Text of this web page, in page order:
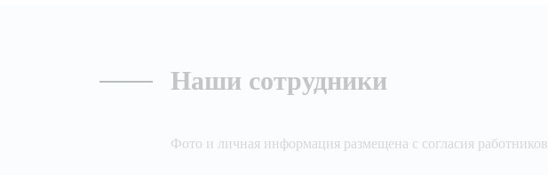
Наши сотрудники
Фото и личная информация размещена с согласия работников